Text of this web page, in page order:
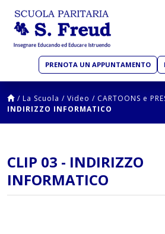
PRENOTA UN APPUNTAMENTO
/ La Scuola / Video / CARTOONS e
INDIRIZZO INFORMATICO
CLIP 03 - INDIRIZZO
INFORMATICO